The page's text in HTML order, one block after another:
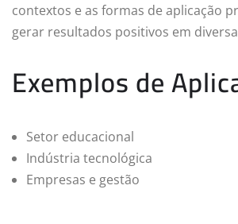
contextos e as formas de aplicação
gerar resultados positivos em
Exemplos de
Setor educacional
Indústria tecnológica
Empresas e gestão